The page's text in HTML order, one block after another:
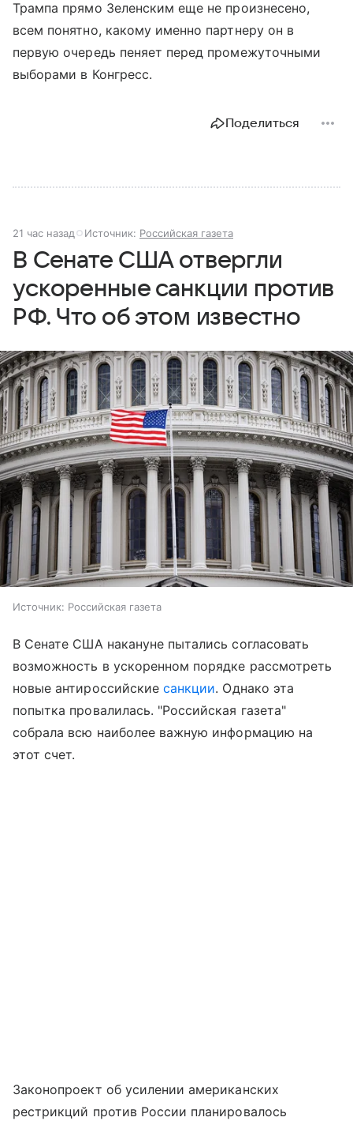
Трампа прямо Зеленским еще не произнесено,
всем понятно, какому именно партнеру он в
первую очередь пеняет перед промежуточными
выборами в Конгресс.
Поделиться
21 час назад Источник: Российская газета
В Сенате США отвергли
ускоренные санкции против
РФ. Что об этом известно
Источник: Российская газета
В Сенате США накануне пытались согласовать
возможность в ускоренном порядке рассмотреть
новые антироссийскиесанкции. Однако эта
попытка провалилась. "Российская газета"
собрала всю наиболее важную информацию на
этот счет.
Законопроект об усилении американских
рестрикций против России планировалось